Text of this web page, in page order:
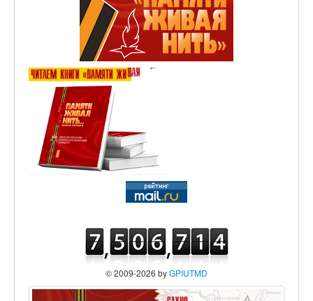
© 2009-2026 byGPIUTMD